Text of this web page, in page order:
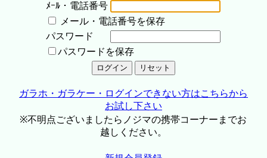
ﾒｰﾙ・電話番号
メール・電話番号を保存
パスワード
パスワードを保存
ガラホ・ガラケー・ログインできない方はこちらから
お試し下さい
※不明点ございましたらノジマの携帯コーナーまでお
越しください。